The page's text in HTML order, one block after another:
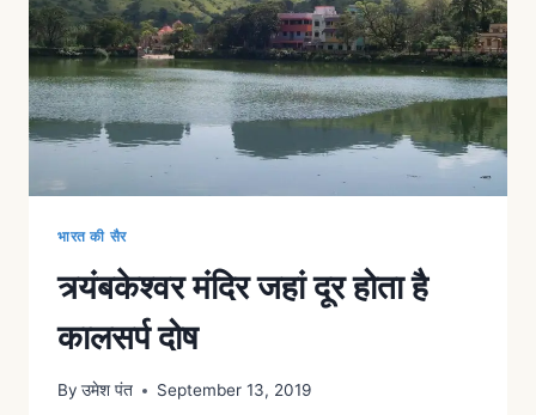
भारत की सैर
त्र्यंबकेश्वर मंदिर जहां दूर होता है
कालसर्प दोष
By उमेश पंत September 13, 2019